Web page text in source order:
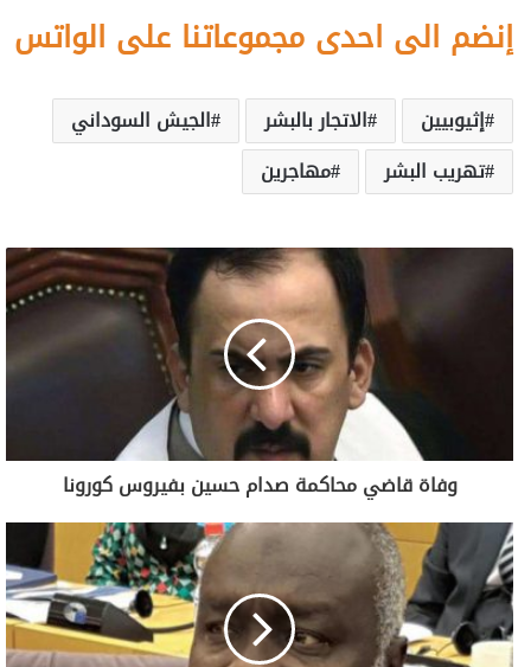
إنضم الى احدى مجموعاتنا على الواتس
إثيوبيين الاتجار بالبشر
الجيش السوداني
تهريب البشر
مهاجرين
وفاة قاضي محاكمة صدام حسين بفيروس كورونا